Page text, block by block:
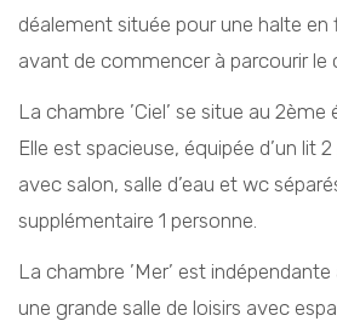
déalement située pour une halte en
avant de commencer à parcourir le
La chambre ’Ciel’ se situe au
Elle est spacieuse, équipée d’un lit
avec salon, salle d’eau et wc
supplémentaire 1 personne.
La chambre ’Mer’ est
une grande salle de loisirs avec